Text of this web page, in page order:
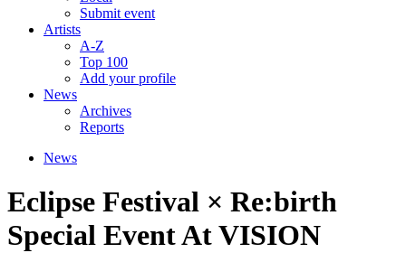
Submit event
Artists
A-Z
Top 100
Add your profile
News
Archives
Reports
News
Eclipse Festival × Re:birth
Special Event At VISION